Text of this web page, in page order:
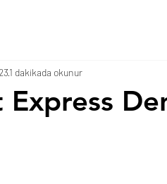
1 dakikada okunur